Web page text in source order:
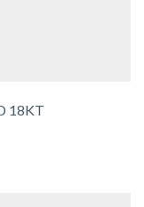
18KT